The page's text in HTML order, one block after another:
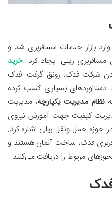
شرکت قطار فدک در سال 1393 وارد بازار خدمات مسافربری شد و
ریلی ایجاد کرد. خرید
شرکت فدک، رونق گرفت. فدک
دستاوردهای بسیاری کسب کرده
نظام مدیریت یکپارچه، مدیریت
کیفیت جهت آموزش نیروی
حوزه حمل ونقل ریلی اشاره کرد.
فدک، ساخت آلمان هستند و
مربوط را دریافت می‌کنند.